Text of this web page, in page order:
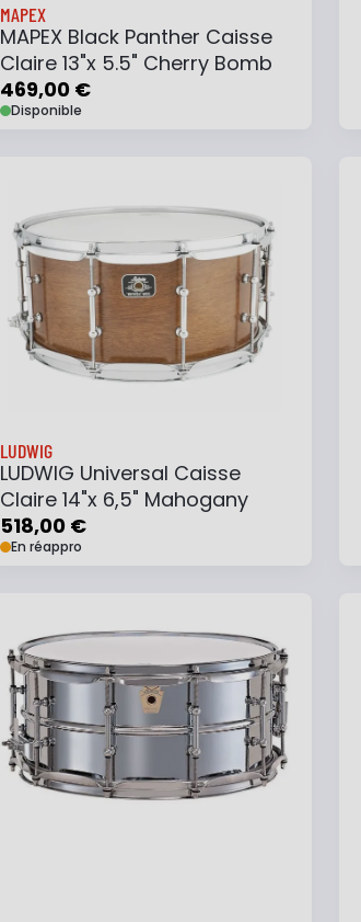
MAPEX
MAPEX Black Panther Caisse
Claire 13"x 5.5" Cherry Bomb
469,00 €
Disponible
Ajouter au panier
Ajouter à ma liste
LUDWIG
LUDWIG Universal Caisse
Claire 14"x 6,5" Mahogany
518,00 €
En réappro
Ajouter au panier
Ajouter à ma liste